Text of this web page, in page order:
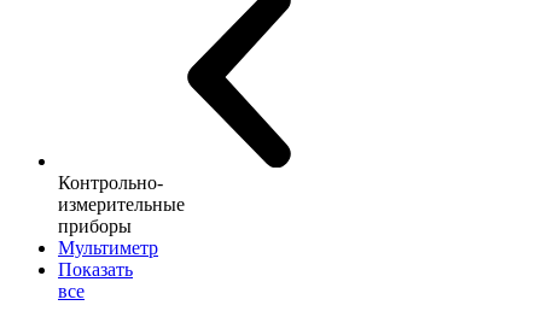
Контрольно-
измерительные
приборы
Мультиметр
Показать
все